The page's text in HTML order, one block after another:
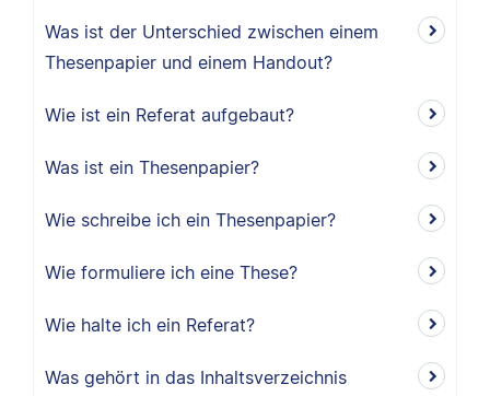
Was ist der Unterschied zwischen einem
Thesenpapier und einem Handout?
Wie ist ein Referat aufgebaut?
Was ist ein Thesenpapier?
Wie schreibe ich ein Thesenpapier?
Wie formuliere ich eine These?
Wie halte ich ein Referat?
Was gehört in das Inhaltsverzeichnis